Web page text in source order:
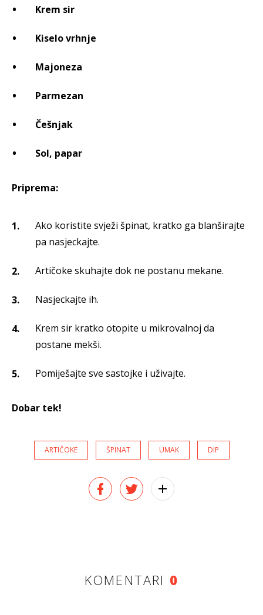
Krem sir
Kiselo vrhnje
Majoneza
Parmezan
Češnjak
Sol, papar
Priprema:
Ako koristite svježi špinat, kratko ga blanširajte
pa nasjeckajte.
Artičoke skuhajte dok ne postanu mekane.
Nasjeckajte ih.
Krem sir kratko otopite u mikrovalnoj da
postane mekši.
Pomiješajte sve sastojke i uživajte.
Dobar tek!
ARTIČOKE ŠPINAT UMAK DIP
KOMENTARI 0